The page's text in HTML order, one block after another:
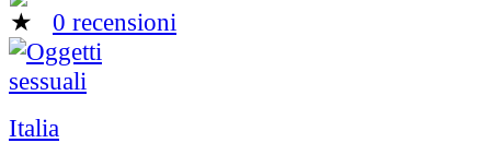
0 recensioni
Italia